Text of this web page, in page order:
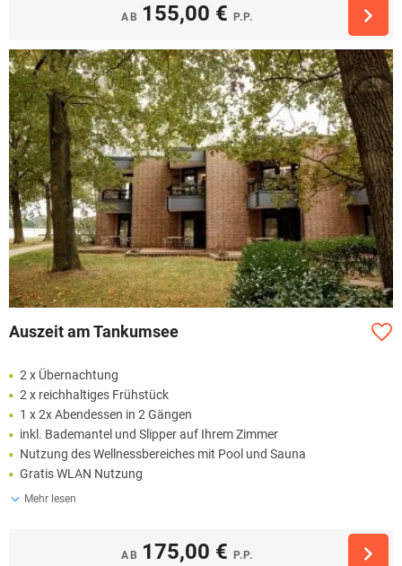
AB 155,00 € P.P.
Auszeit am Tankumsee
2 x Übernachtung
2 x reichhaltiges Frühstück
1 x 2x Abendessen in 2 Gängen
inkl. Bademantel und Slipper auf Ihrem Zimmer
Nutzung des Wellnessbereiches mit Pool und Sauna
Gratis WLAN Nutzung
Mehr lesen
AB 175,00 € P.P.